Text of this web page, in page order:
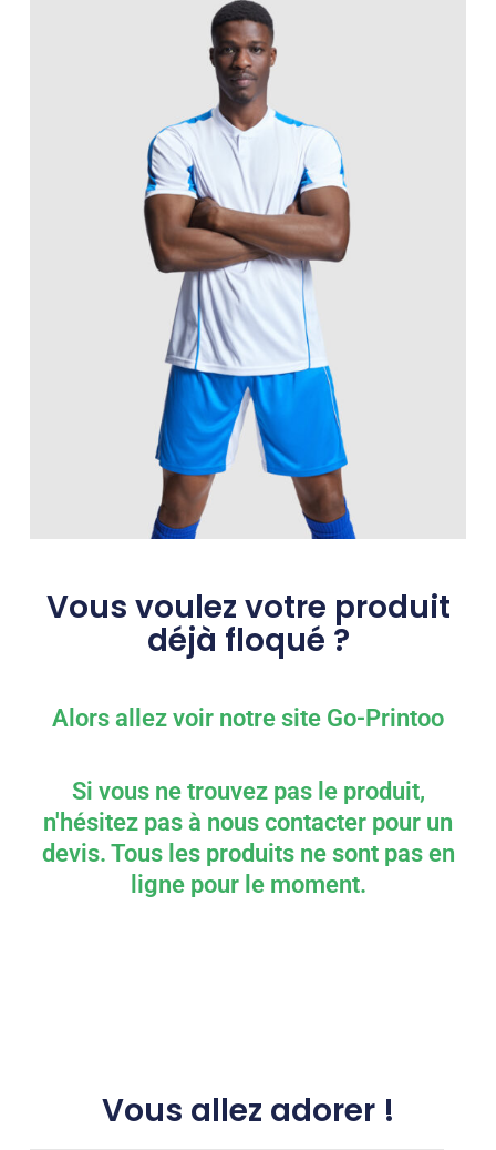
Vous voulez votre produit
déjà floqué ?
Alors allez voir notre site Go-Printoo
Si vous ne trouvez pas le produit,
n'hésitez pas à nous contacter pour un
devis. Tous les produits ne sont pas en
ligne pour le moment.
Vous allez adorer !